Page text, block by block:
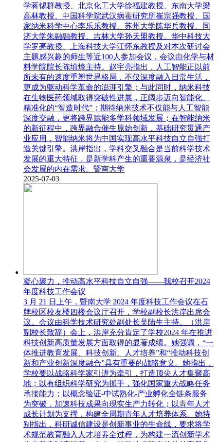
学蒋锡群教授、北京化工大学徐福建教授、东南大学梁
高林教授、中国科学院武汉病毒研究所崔宗强教授、国
家纳米科学中心李乐乐教授、苏州大学陈华兵教授、同
济大学朱融融教授、吉林大学孙天盟教授、华中科技大
学罗亮教授、上海科技大学江怀东教授及对本次研讨会
主题感兴趣的师生等近100人参加会议，会议由化学与材
料学院院长陈填烽主持。赵宇亮指出，人工智能正以前
所未有的速度重塑世界格局，不仅深度融入日常生活，
更成为驱动科学革命的澎湃引擎；与此同时，纳米科技
在生物医药领域取得突破性进展，正阔步迈向智能化、
精准化的“智造时代”；期待纳米技术不仅能与人工智能
深度交融，更将跨界赋能多学科领域发展；在智能纳米
的新征程中，跨界融合催生原始创新，基础研究贯通产
业应用，智能纳米将为中国实现高水平科技自立自强打
造关键引擎。洪岸指出，学科交叉融合是当前科学技术
发展的重大特征，是新学科产生的重要源泉，是经济社
会发展的内在需求。暨南大学
2025-07-03
凝心聚力，推动高水平科技自立自强——我校召开2024
年度科技工作会议
3 月 21 日上午，暨南大学 2024 年度科技工作会议在石
牌校区校友楼四楼会议厅召开，学校副校长洪岸出席会
议。会议由科学技术研究处副处长吴陆生主持。（洪岸
副校长致辞）会上，洪岸充分肯定了学校2024 年在推进
科技创新高质量发展方面取得的显著成绩。她强调，“一
体推进教育发展、科技创新、人才培养”和“推动科技创
新和产业创新深度融合”具有重要的战略意义。她指出，
学校要以战略科学家引进为牵引，打造顶尖人才集聚高
地；以有组织科学研究为抓手，强化国家重大战略任务
承接能力；以概念验证-中试熟化-产业孵化全链条服务
为突破，加速科技成果向现实生产力转化；以青年人才
成长计划为支撑，构建全周期青年人才培养体系。她特
别指出，科研诚信建设是创新事业的生命线，要求将学
术规范教育融入人才培养全过程，为构建一流创新学术